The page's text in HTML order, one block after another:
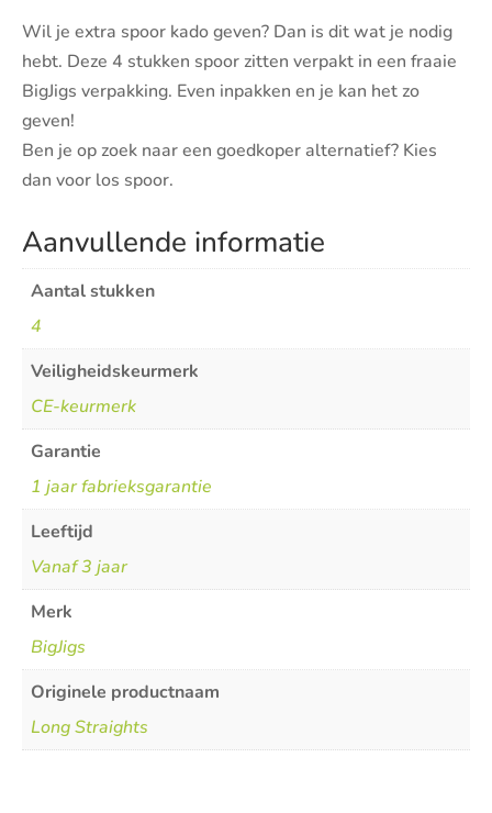
rails
|
Set
van
4
aantal
Wil je extra spoor kado geven? Dan is dit wat je nodig
hebt. Deze 4 stukken spoor zitten verpakt in een fraaie
BigJigs verpakking. Even inpakken en je kan het zo
geven!
Ben je op zoek naar een goedkoper alternatief? Kies
dan voor los spoor.
Aanvullende informatie
Aantal stukken
4
Veiligheidskeurmerk
CE-keurmerk
Garantie
1 jaar fabrieksgarantie
Leeftijd
Vanaf 3 jaar
Merk
BigJigs
Originele productnaam
Long Straights